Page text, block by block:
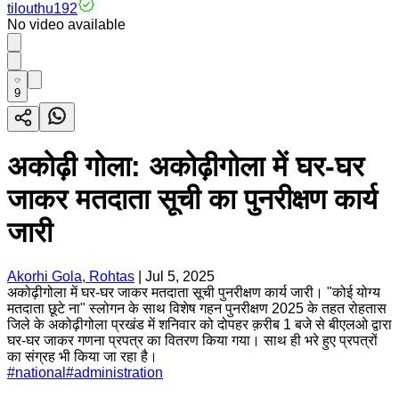
tilouthu192
No video available
9
अकोढ़ी गोला: अकोढ़ीगोला में घर-घर
जाकर मतदाता सूची का पुनरीक्षण कार्य
जारी
Akorhi Gola, Rohtas
Jul 5, 2025
अकोढ़ीगोला में घर-घर जाकर मतदाता सूची पुनरीक्षण कार्य जारी। "कोई योग्य
मतदाता छूटे ना" स्लोगन के साथ विशेष गहन पुनरीक्षण 2025 के तहत रोहतास
जिले के अकोढ़ीगोला प्रखंड में शनिवार को दोपहर क़रीब 1 बजे से बीएलओ द्वारा
घर-घर जाकर गणना प्रपत्र का वितरण किया गया। साथ ही भरे हुए प्रपत्रों
का संग्रह भी किया जा रहा है।
#national #administration